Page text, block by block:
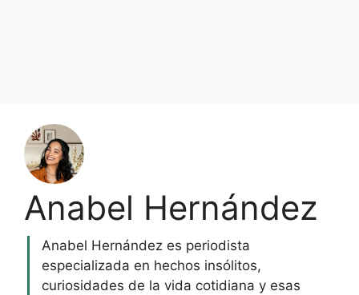
Anabel Hernández
Anabel Hernández es periodista
especializada en hechos insólitos,
curiosidades de la vida cotidiana y esas